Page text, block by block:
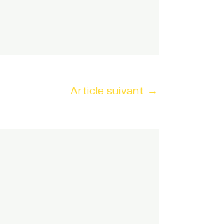
Article suivant →